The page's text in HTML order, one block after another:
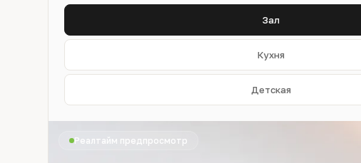
Зал
Кухня
Детская
Реалтайм предпросмотр